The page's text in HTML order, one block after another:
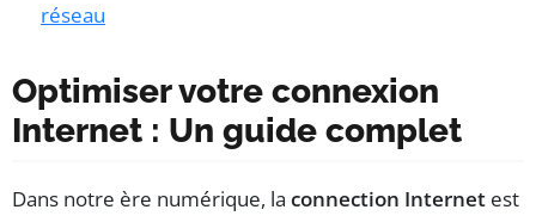
réseau
Optimiser votre connexion
Internet : Un guide complet
Dans notre ère numérique, la connection Internet est